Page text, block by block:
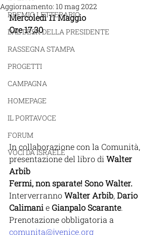
PREMIO LETTERARIO
DAL DESK DELLA PRESIDENTE
RASSEGNA STAMPA
PROGETTI
CAMPAGNA
HOMEPAGE
IL PORTAVOCE
FORUM
VOCI DA ISRAELE
Aggiornamento: 10 mag 2022
Mercoledì 11 Maggio
Ore 17,30
In collaborazione con la Comunità,
presentazione del libro di Walter
Arbib
Fermi, non sparate! Sono Walter.
Interverranno Walter Arbib, Dario
Calimani e Gianpalo Scarante.
Prenotazione obbligatoria a
comunita@jvenice.org